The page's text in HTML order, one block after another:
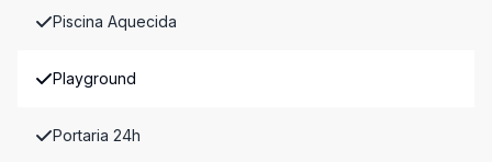
Piscina Aquecida
Playground
Portaria 24h